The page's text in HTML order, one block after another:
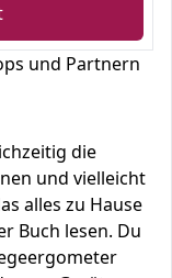
und Partnern
die
und vielleicht
alles zu Hause
Buch lesen. Du